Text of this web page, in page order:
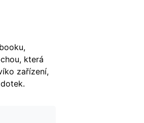
která
zařízení,